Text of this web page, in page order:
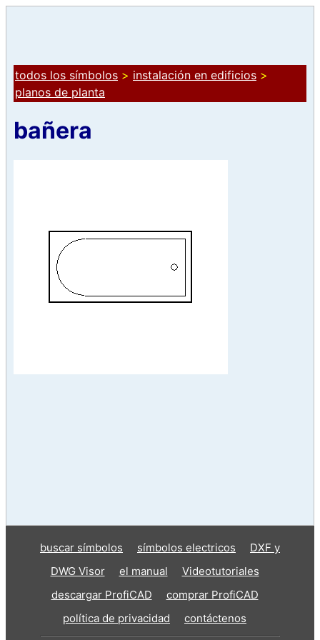
todos los símbolos > instalación en edificios >
planos de planta
bañera
buscar símbolos símbolos electricos
DXF y
DWG Visor
el manual
Videotutoriales
descargar ProfiCAD
comprar ProfiCAD
política de privacidad
contáctenos